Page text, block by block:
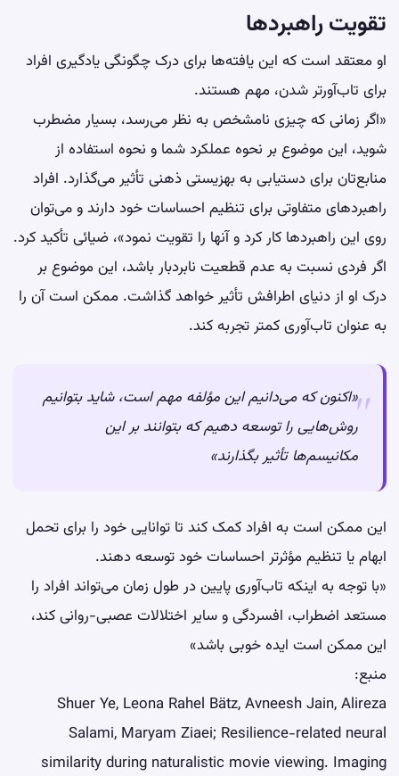
تقویت راهبردها
او معتقد است که این یافته‌ها برای درک چگونگی یادگیری افراد
برای تاب‌آورتر شدن، مهم هستند.
«اگر زمانی که چیزی نامشخص به نظر می‌رسد، بسیار مضطرب
شوید، این موضوع بر نحوه عملکرد شما و نحوه استفاده از
منابع‌تان برای دستیابی به بهزیستی ذهنی تأثیر می‌گذارد. افراد
راهبردهای متفاوتی برای تنظیم احساسات خود دارند و می‌توان
روی این راهبردها کار کرد و آنها را تقویت نمود»، ضیائی تأکید کرد.
اگر فردی نسبت به عدم قطعیت نابردبار باشد، این موضوع بر
درک او از دنیای اطرافش تأثیر خواهد گذاشت. ممکن است آن را
به عنوان تاب‌آوری کمتر تجربه کند.
«اکنون که می‌دانیم این مؤلفه مهم است، شاید بتوانیم
روش‌هایی را توسعه دهیم که بتوانند بر این
مکانیسم‌ها تأثیر بگذارند»
این ممکن است به افراد کمک کند تا توانایی خود را برای تحمل
ابهام یا تنظیم مؤثرتر احساسات خود توسعه دهند.
«با توجه به اینکه تاب‌آوری پایین در طول زمان می‌تواند افراد را
مستعد اضطراب، افسردگی و سایر اختلالات عصبی-روانی کند،
این ممکن است ایده خوبی باشد»
منبع:
Shuer Ye, Leona Rahel Bätz, Avneesh Jain, Alireza
Salami, Maryam Ziaei; Resilience-related neural
similarity during naturalistic movie viewing. Imaging